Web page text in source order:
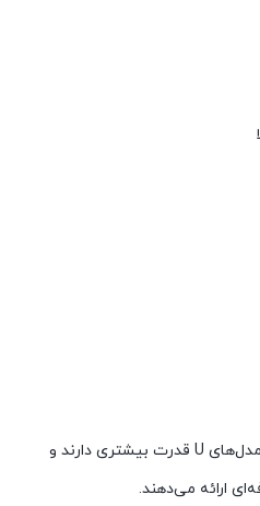
پردازنده‌های سری HQ نسبت به مدل‌های U قدرت بیشتری دارند و
ارائه می‌دهند.